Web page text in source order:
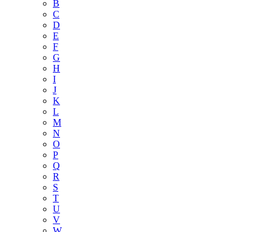
B
C
D
E
F
G
H
I
J
K
L
M
N
O
P
Q
R
S
T
U
V